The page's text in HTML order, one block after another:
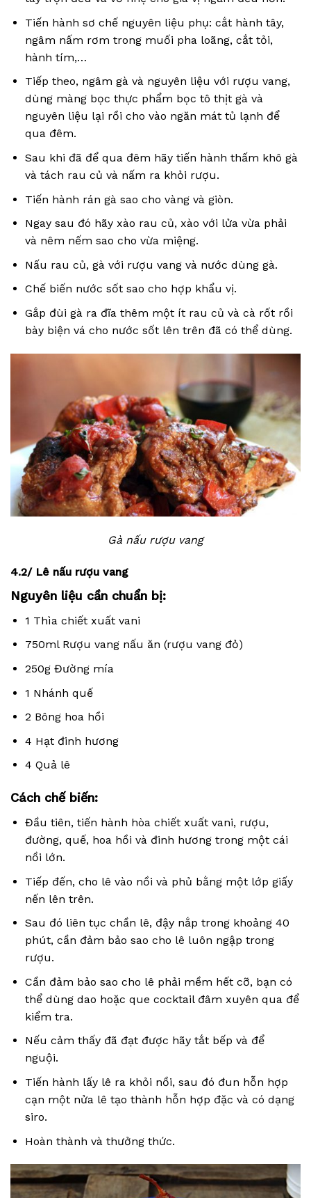
Tiến hành sơ chế nguyên liệu phụ: cắt hành tây,
ngâm nấm rơm trong muối pha loãng, cắt tỏi,
hành tím,…
Tiếp theo, ngâm gà và nguyên liệu với rượu vang,
dùng màng bọc thực phẩm bọc tô thịt gà và
nguyên liệu lại rồi cho vào ngăn mát tủ lạnh để
qua đêm.
Sau khi đã để qua đêm hãy tiến hành thấm khô gà
và tách rau củ và nấm ra khỏi rượu.
Tiến hành rán gà sao cho vàng và giòn.
Ngay sau đó hãy xào rau củ, xào với lửa vừa phải
và nêm nếm sao cho vừa miệng.
Nấu rau củ, gà với rượu vang và nước dùng gà.
Chế biến nước sốt sao cho hợp khẩu vị.
Gắp đùi gà ra đĩa thêm một ít rau củ và cà rốt rồi
bày biện vá cho nước sốt lên trên đã có thể dùng.
Gà nấu rượu vang
4.2/ Lê nấu rượu vang
Nguyên liệu cần chuẩn bị:
1 Thìa chiết xuất vani
750ml Rượu vang nấu ăn (rượu vang đỏ)
250g Đường mía
1 Nhánh quế
2 Bông hoa hồi
4 Hạt đinh hương
4 Quả lê
Cách chế biến:
Đầu tiên, tiến hành hòa chiết xuất vani, rượu,
đường, quế, hoa hồi và đinh hương trong một cái
nồi lớn.
Tiếp đến, cho lê vào nồi và phủ bằng một lớp giấy
nến lên trên.
Sau đó liên tục chần lê, đậy nắp trong khoảng 40
phút, cần đảm bảo sao cho lê luôn ngập trong
rượu.
Cần đảm bảo sao cho lê phải mềm hết cỡ, bạn có
thể dùng dao hoặc que cocktail đâm xuyên qua để
kiểm tra.
Nếu cảm thấy đã đạt được hãy tắt bếp và để
nguội.
Tiến hành lấy lê ra khỏi nồi, sau đó đun hỗn hợp
cạn một nửa lê tạo thành hỗn hợp đặc và có dạng
siro.
Hoàn thành và thưởng thức.